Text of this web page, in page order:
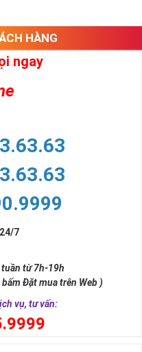
sim.
ta lựa chọn, dựa vào những
quan trọng.
HÀNG
ngay
7
tuần từ 7h-19h
Đặt mua trên Web )
vụ, tư vấn: